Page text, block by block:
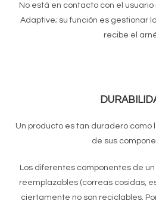
No está en contacto con el usuario
Adaptive; su función es gestionar
recibe el
Un producto es tan duradero
de sus
Los diferentes componentes de
reemplazables (correas cosidas,
ciertamente no son reciclables.